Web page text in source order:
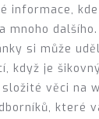
informace,
mnoho dalšího.
si může
když je
věci na
které